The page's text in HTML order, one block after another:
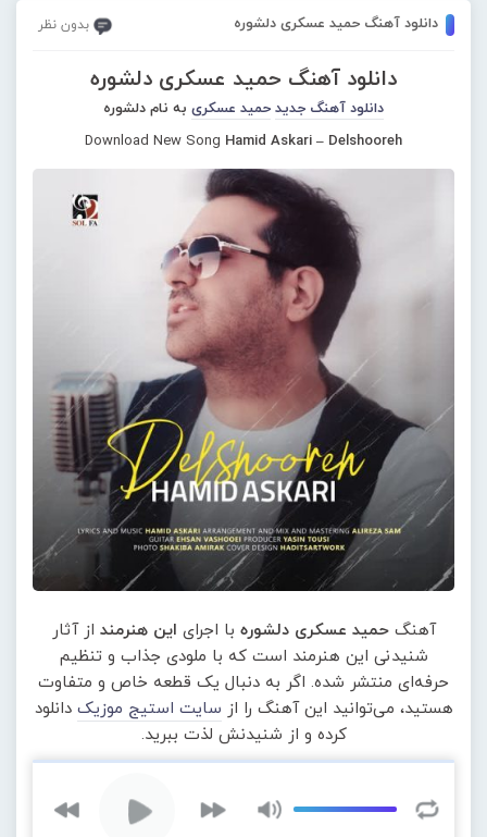
دانلود آهنگ حمید عسکری دلشوره بدون نظر
دانلود آهنگ حمید عسکری دلشوره
دانلود آهنگ جدید حمید عسکری به نام دلشوره
Download New Song Hamid Askari – Delshooreh
آهنگحمید عسکری دلشوره با اجرای این هنرمند از آثار
شنیدنی این هنرمند است که با ملودی جذاب و تنظیم
حرفه‌ای منتشر شده. اگر به دنبال یک قطعه خاص و متفاوت
هستید، می‌توانید این آهنگ را از سایت استیج موزیک دانلود
کرده و از شنیدنش لذت ببرید.